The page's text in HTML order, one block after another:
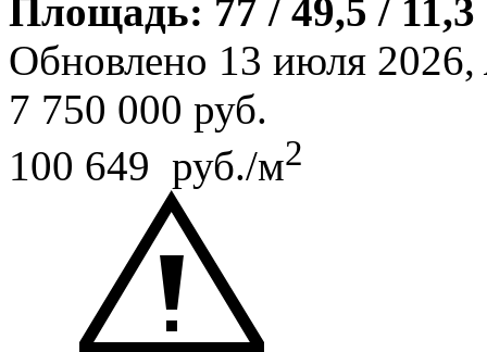
Площадь: 77 / 49,5 /
Обновлено 13 июля 2026,
7 750 000 руб.
100 649 руб./м2